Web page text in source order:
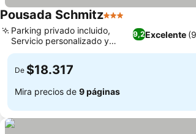
Pousada Schmitz3 Estrellas
9,2Excelente
Parking privado incluido,
Servicio personalizado y
atento
De $18.317
Mira precios de 9 páginas